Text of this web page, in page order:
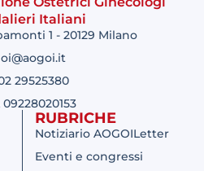
Italiani
1 - 20129 Milano
29525380
09228020153
RUBRICHE
Notiziario AOGOILetter
Eventi e congressi